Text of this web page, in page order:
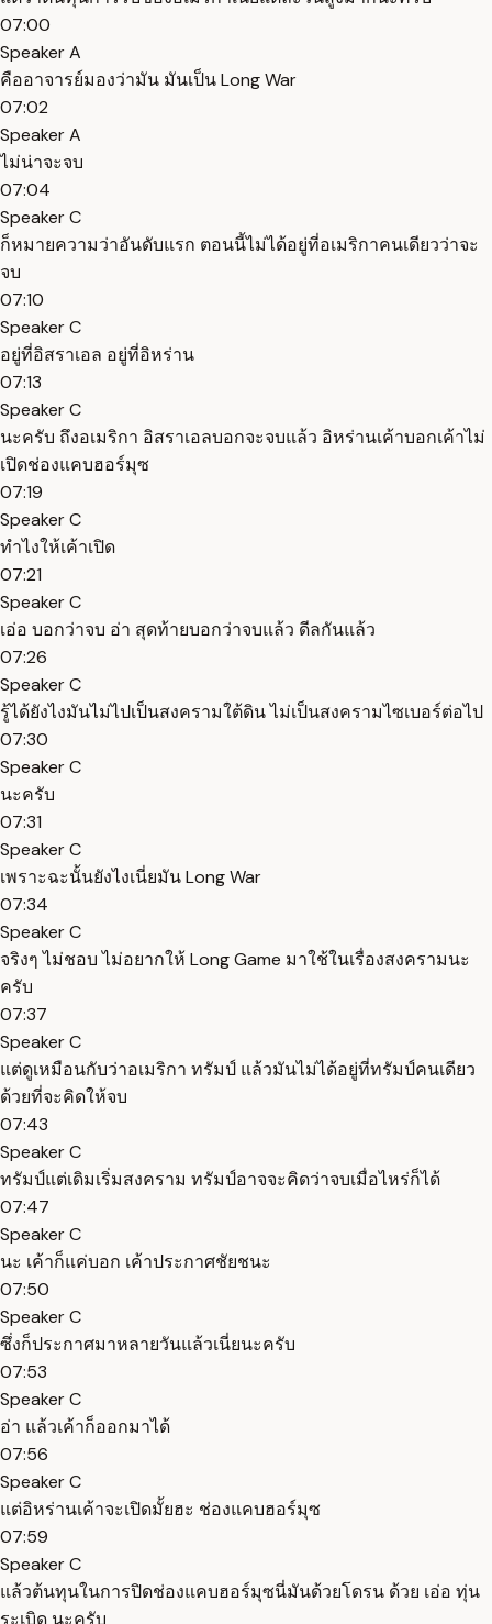
07:00
Speaker A
คืออาจารย์มองว่ามัน มันเป็น Long War
07:02
Speaker A
ไม่น่าจะจบ
07:04
Speaker C
ก็หมายความว่าอันดับแรก ตอนนี้ไม่ได้อยู่ที่อเมริกาคนเดียวว่าจะ
จบ
07:10
Speaker C
อยู่ที่อิสราเอล อยู่ที่อิหร่าน
07:13
Speaker C
นะครับ ถึงอเมริกา อิสราเอลบอกจะจบแล้ว อิหร่านเค้าบอกเค้าไม่
เปิดช่องแคบฮอร์มุซ
07:19
Speaker C
ทำไงให้เค้าเปิด
07:21
Speaker C
เอ่อ บอกว่าจบ อ่า สุดท้ายบอกว่าจบแล้ว ดีลกันแล้ว
07:26
Speaker C
รู้ได้ยังไงมันไม่ไปเป็นสงครามใต้ดิน ไม่เป็นสงครามไซเบอร์ต่อไป
07:30
Speaker C
นะครับ
07:31
Speaker C
เพราะฉะนั้นยังไงเนี่ยมัน Long War
07:34
Speaker C
จริงๆ ไม่ชอบ ไม่อยากให้ Long Game มาใช้ในเรื่องสงครามนะ
ครับ
07:37
Speaker C
แต่ดูเหมือนกับว่าอเมริกา ทรัมป์ แล้วมันไม่ได้อยู่ที่ทรัมป์คนเดียว
ด้วยที่จะคิดให้จบ
07:43
Speaker C
ทรัมป์แต่เดิมเริ่มสงคราม ทรัมป์อาจจะคิดว่าจบเมื่อไหร่ก็ได้
07:47
Speaker C
นะ เค้าก็แค่บอก เค้าประกาศชัยชนะ
07:50
Speaker C
ซึ่งก็ประกาศมาหลายวันแล้วเนี่ยนะครับ
07:53
Speaker C
อ่า แล้วเค้าก็ออกมาได้
07:56
Speaker C
แต่อิหร่านเค้าจะเปิดมั้ยฮะ ช่องแคบฮอร์มุซ
07:59
Speaker C
แล้วต้นทุนในการปิดช่องแคบฮอร์มุซนี่มันด้วยโดรน ด้วย เอ่อ ทุ่น
ระเบิด นะครับ